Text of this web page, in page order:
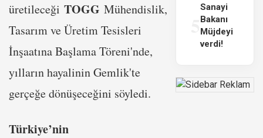
üretileceği TOGG Mühendislik,
Tasarım ve Üretim Tesisleri
İnşaatına Başlama Töreni'nde,
yılların hayalinin Gemlik'te
gerçeğe dönüşeceğini söyledi.
Türkiye’nin
Sanayi
Bakanı
Müjdeyi
verdi!